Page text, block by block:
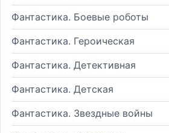
Фантастика. Боевые роботы
Фантастика. Героическая
Фантастика. Детективная
Фантастика. Детская
Фантастика. Звездные войны